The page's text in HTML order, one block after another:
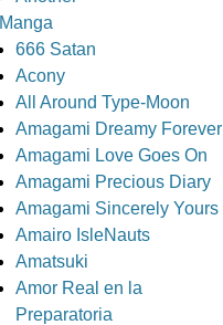
Manga
666 Satan
Acony
All Around Type-Moon
Amagami Dreamy Forever
Amagami Love Goes On
Amagami Precious Diary
Amagami Sincerely Yours
Amairo IsleNauts
Amatsuki
Amor Real en la
Preparatoria